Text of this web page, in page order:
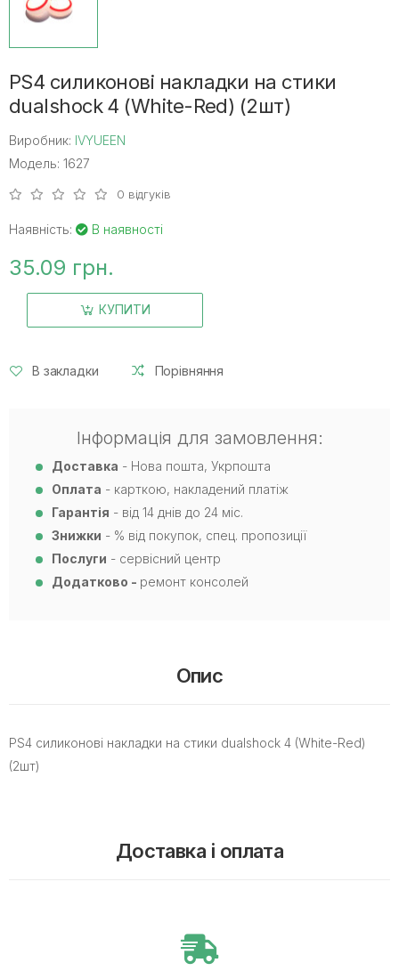
PS4 силиконові накладки на стики
dualshock 4 (White-Red) (2шт)
Виробник: IVYUEEN
Модель: 1627
0 відгуків
Наявність: В наявності
35.09 грн.
КУПИТИ
В закладки Порівняння
Інформація для замовлення:
Доставка - Нова пошта, Укрпошта
Оплата - карткою, накладений платіж
Гарантія - від 14 днів до 24 міс.
Знижки - % від покупок, спец. пропозиції
Послуги - сервісний центр
Додатково - ремонт консолей
Опис
PS4 силиконові накладки на стики dualshock 4 (White-Red)
(2шт)
Доставка і оплата